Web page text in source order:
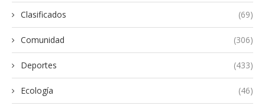
Clasificados (69)
Comunidad (306)
Deportes (433)
Ecología (46)